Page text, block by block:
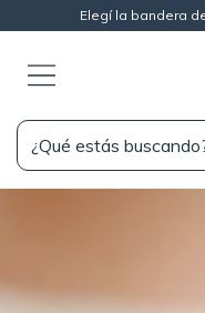
Elegí la bandera